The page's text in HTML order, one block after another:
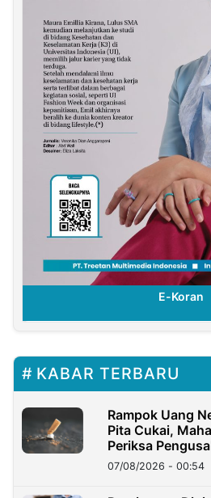
KABAR TERBARU
Rampok Uang
Pita Cukai,
Periksa
07/08/2026 - 00:54